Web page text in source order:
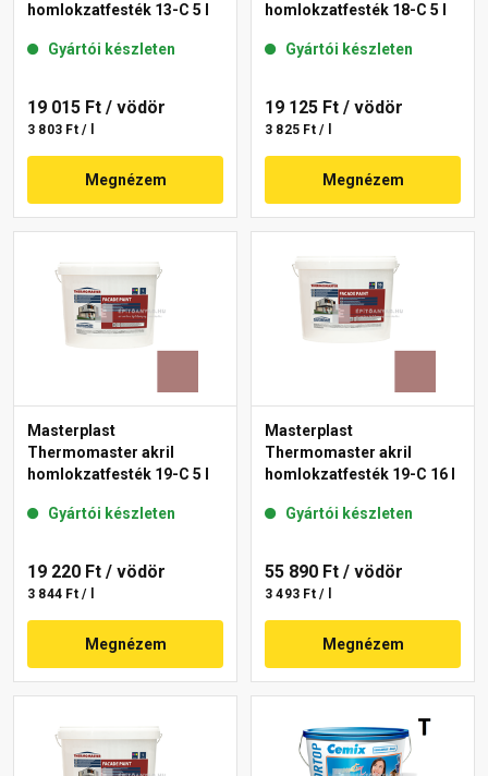
homlokzatfesték 13-C 5 l
Gyártói készleten
19 015 Ft / vödör
3 803 Ft / l
Megnézem
homlokzatfesték 18-C 5 l
Gyártói készleten
19 125 Ft / vödör
3 825 Ft / l
Megnézem
Masterplast
Thermomaster akril
homlokzatfesték 19-C 5 l
Gyártói készleten
19 220 Ft / vödör
3 844 Ft / l
Megnézem
Masterplast
Thermomaster akril
homlokzatfesték 19-C 16 l
Gyártói készleten
55 890 Ft / vödör
3 493 Ft / l
Megnézem